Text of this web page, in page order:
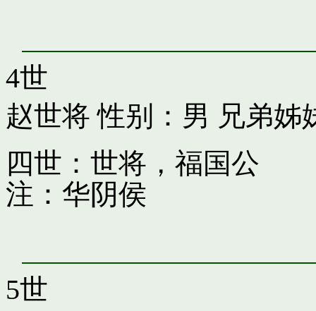
4世
赵世将 性别：男 兄弟姊
四世：世将，福国公
注：华阴侯
5世